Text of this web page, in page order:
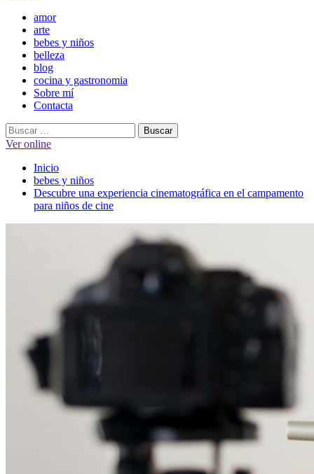
Menú
principal
amor
arte
bebes y niños
belleza
blog
cocina y gastronomia
Sobre mí
Contacta
Buscar:
Ver online
Inicio
bebes y niños
Descubre una experiencia cinematográfica en el campamento
para niños de cine